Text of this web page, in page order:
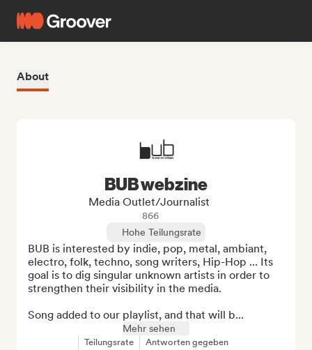
About
BUB webzine
Media Outlet/Journalist
866
Hohe Teilungsrate
BUB is interested by indie, pop, metal, ambiant,
electro, folk, techno, song writers, Hip-Hop ... Its
goal is to dig singular unknown artists in order to
strengthen their visibility in the media.
Song added to our playlist, and that will b...
Mehr sehen
Teilungsrate Antworten gegeben